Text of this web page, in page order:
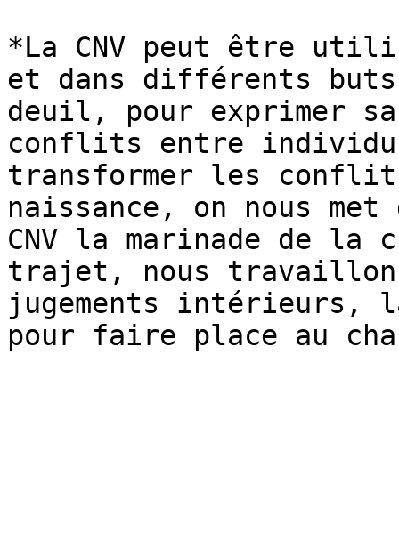
*La CNV peut être
et dans différents
deuil, pour exprimer
conflits entre
transformer les
naissance, on nous
CNV la marinade de la
trajet, nous
jugements intérieurs,